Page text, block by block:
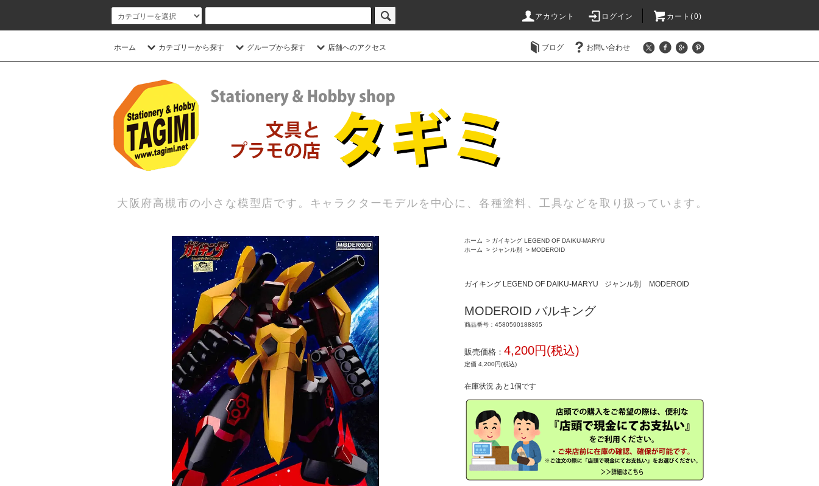
アカウント ログイン カート(0)
ホーム カテゴリーから探す グループから探す 店舗へのアクセス ブログ お問い合わせ
大阪府高槻市の小さな模型店です。キャラクターモデルを中心に、各種塗料、工具などを取り扱っています。
ホーム > ガイキング LEGEND OF DAIKU-MARYU
ホーム
> ジャンル別 > MODEROID
ガイキング LEGEND OF DAIKU-MARYU ジャンル別 MODEROID
MODEROID バルキング
商品番号：4580590188365
販売価格： 4,200円(税込)
定価 4,200円(税込)
在庫状況 あと1個です